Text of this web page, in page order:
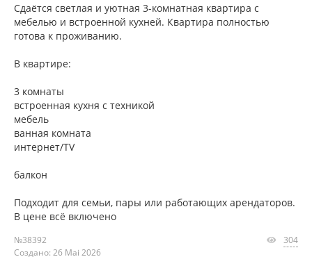
Сдаётся светлая и уютная 3-комнатная квартира с
мебелью и встроенной кухней. Квартира полностью
готова к проживанию.
В квартире:
3 комнаты
встроенная кухня с техникой
мебель
ванная комната
интернет/TV
балкон
Подходит для семьи, пары или работающих арендаторов.
В цене всё включено
№38392
Создано: 26 Mai 2026
304